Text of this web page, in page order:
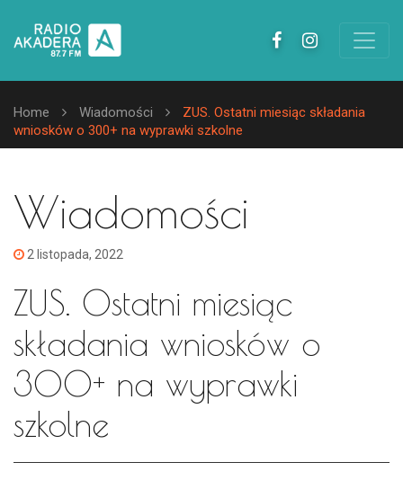
Home Wiadomości
ZUS. Ostatni miesiąc składania
wniosków o 300+ na wyprawki szkolne
Wiadomości
2 listopada, 2022
ZUS. Ostatni miesiąc
składania wniosków o
300+ na wyprawki
szkolne